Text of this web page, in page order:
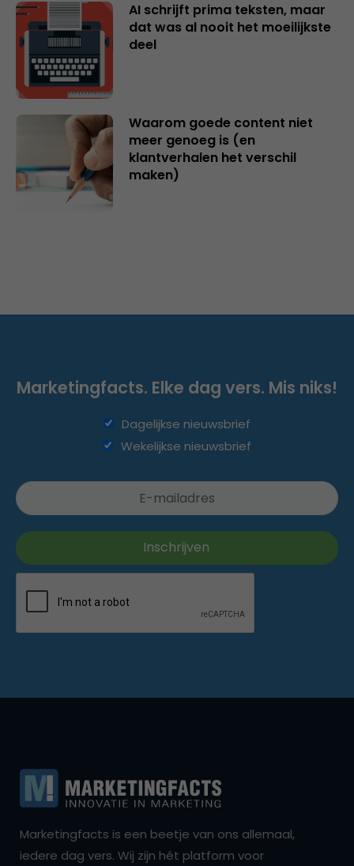
AI schrijft prima teksten, maar
dat was al nooit het moeilijkste
deel
Waarom goede content niet
meer genoeg is (en
klantverhalen het verschil
maken)
Marketingfacts. Elke dag vers. Mis niks!
Dagelijkse nieuwsbrief
Wekelijkse nieuwsbrief
Marketingfacts is een beetje van ons allemaal,
iedere dag vers. Wij zijn hét platform voor